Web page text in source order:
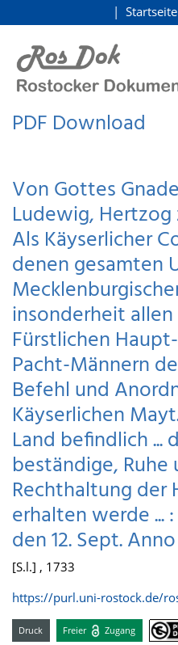
zum Inhalt
Startseite
PDF Download
Von Gottes
Ludewig, Hertzog
Als Käyserlicher
denen gesamten
insonderheit
Fürstlichen
Pacht-Männern
Befehl und
Käyserlichen
Land befindlich ...
beständige,
Rechthaltung der
erhalten werde ...
den 12. Sept. Anno
[S.l.] , 1733
https://purl.uni-rostock.de/
Druck Freier Zugang